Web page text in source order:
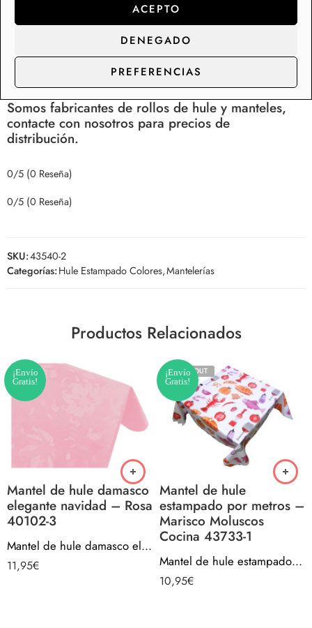
ACEPTO
DENEGADO
PREFERENCIAS
solución para mesas de comedor y cocina. Disponemos
de una colección de más de 200 diseños de mantelerías
de hule en Stock, con capacidad de suministro y
distribución para los clientes de gran consumo.
Somos fabricantes de rollos de hule y manteles,
contacte con nosotros para precios de
distribución.
0/5 (0 Reseña)
0/5 (0 Reseña)
SKU:43540-2
Categorías:Hule Estampado Colores,Mantelerías
Productos Relacionados
¡Envío
Gratis!
Mantel de hule damasco
elegante navidad – Rosa
40102-3
Mantel de hule damasco elegante navidad – Rosa 40102-3
11,95€
¡Envío
Gratis!
SOLD OUT
Mantel de hule
estampado por metros –
Marisco Moluscos
Cocina 43733-1
Mantel de hule estampado por metros – Marisco Moluscos Cocina 43733-1
10,95€